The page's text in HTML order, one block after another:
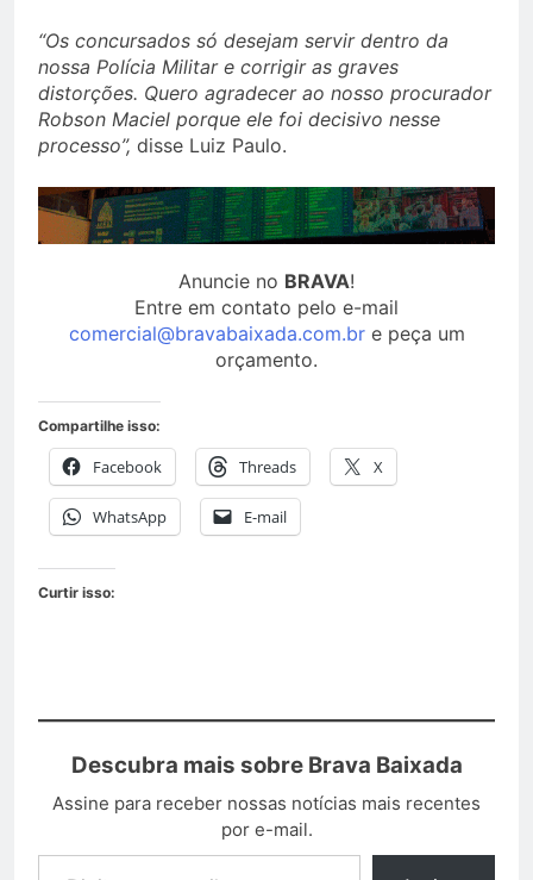
“Os concursados só desejam servir dentro da
nossa Polícia Militar e corrigir as graves
distorções. Quero agradecer ao nosso procurador
Robson Maciel porque ele foi decisivo nesse
processo”, disse Luiz Paulo.
Anuncie no BRAVA!
Entre em contato pelo e-mail
comercial@bravabaixada.com.bre peça um
orçamento.
Compartilhe isso:
Facebook Threads X
WhatsApp E-mail
Curtir isso:
Descubra mais sobre Brava Baixada
Assine para receber nossas notícias mais recentes
por e-mail.